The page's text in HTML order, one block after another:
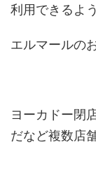
利用できるよ
エルマールの
ヨーカドー閉
だなど複数店